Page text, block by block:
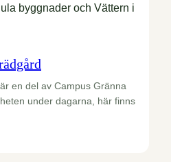
en del av Campus Gränna
under dagarna, här finns